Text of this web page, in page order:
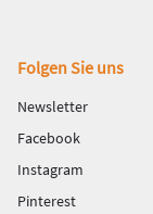
Fußbereich
Folgen Sie uns
Newsletter
Facebook
Instagram
Pinterest